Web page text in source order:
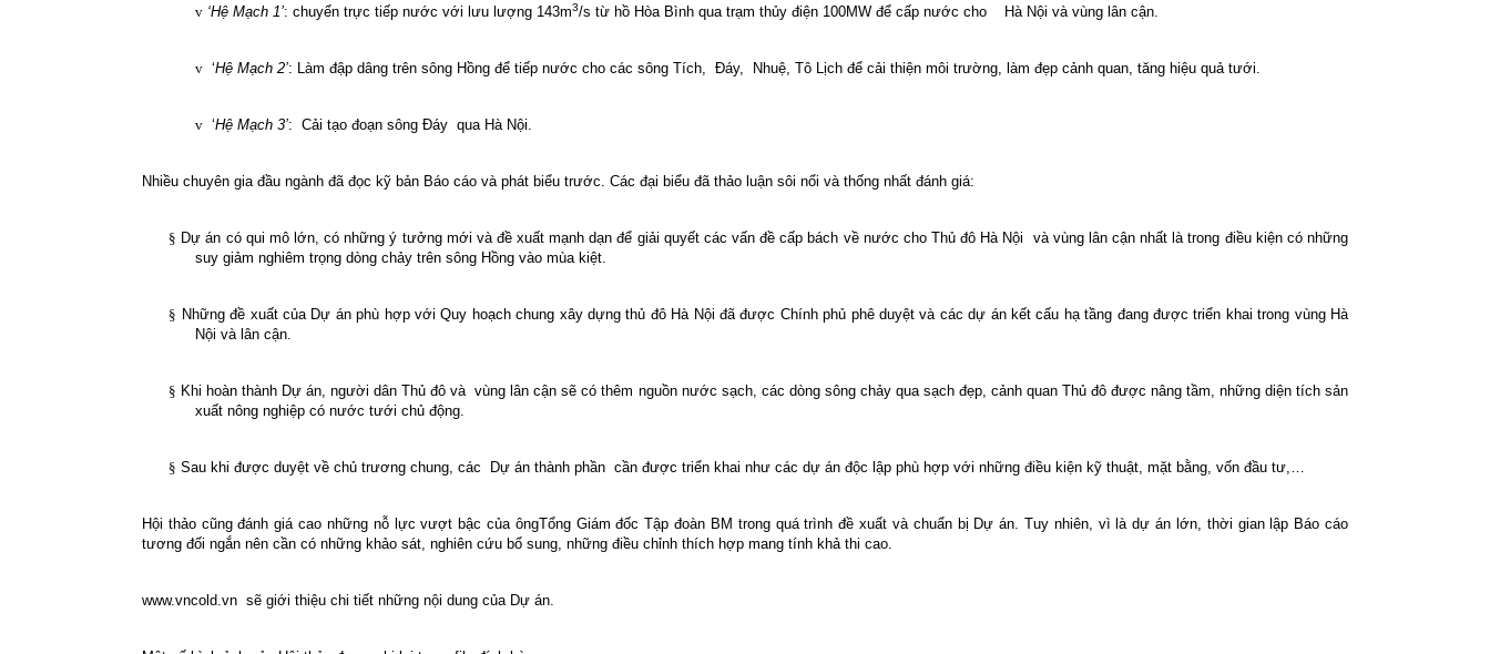
v ‘Hệ Mạch 1’: chuyển trực tiếp nước với lưu lượng 143m3/s từ hồ Hòa Bình qua trạm thủy điện 100MW để cấp nước cho Hà Nội và vùng lân cận.
v ‘Hệ Mạch 2’: Làm đập dâng trên sông Hồng để tiếp nước cho các sông Tích, Đáy, Nhuệ, Tô Lịch để cải thiện môi trường, làm đẹp cảnh quan, tăng hiệu quả tưới.
v ‘Hệ Mạch 3’: Cải tạo đoạn sông Đáy qua Hà Nội.
Nhiều chuyên gia đầu ngành đã đọc kỹ bản Báo cáo và phát biểu trước. Các đại biểu đã thảo luận sôi nổi và thống nhất đánh giá:
§ Dự án có qui mô lớn, có những ý tưởng mới và đề xuất mạnh dạn để giải quyết các vấn đề cấp bách về nước cho Thủ đô Hà Nội
và vùng lân cận nhất là trong điều kiện có những
suy giảm nghiêm trọng dòng chảy trên sông Hồng vào mùa kiệt.
§ Những đề xuất của Dự án phù hợp với Quy hoạch chung xây dựng thủ đô Hà Nội đã được Chính phủ phê duyệt và các dự án kết cấu hạ tầng đang được triển khai trong vùng Hà
Nội và lân cận.
§ Khi hoàn thành Dự án, người dân Thủ đô và vùng lân cận sẽ có thêm nguồn nước sạch, các dòng sông chảy qua sạch đẹp, cảnh quan Thủ đô được nâng tầm, những diện tích sản
xuất nông nghiệp có nước tưới chủ động.
§ Sau khi được duyệt về chủ trương chung, các Dự án thành phần cần được triển khai như các dự án độc lập phù hợp với những điều kiện kỹ thuật, mặt bằng, vốn đầu tư,…
Hội thảo cũng đánh giá cao những nỗ lực vượt bậc của ôngTổng Giám đốc Tập đoàn BM trong quá trình đề xuất và chuẩn bị Dự án. Tuy nhiên, vì là dự án lớn, thời gian lập Báo cáo
tương đối ngắn nên cần có những khảo sát, nghiên cứu bổ sung, những điều chỉnh thích hợp mang tính khả thi cao.
www.vncold.vn sẽ giới thiệu chi tiết những nội dung của Dự án.